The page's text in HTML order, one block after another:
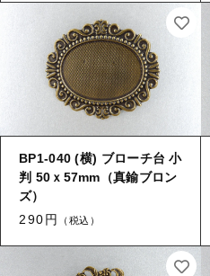
BP1-040 (横) ブローチ台 小
判 50ｘ57mm（真鍮ブロン
ズ）
290円
（税込）